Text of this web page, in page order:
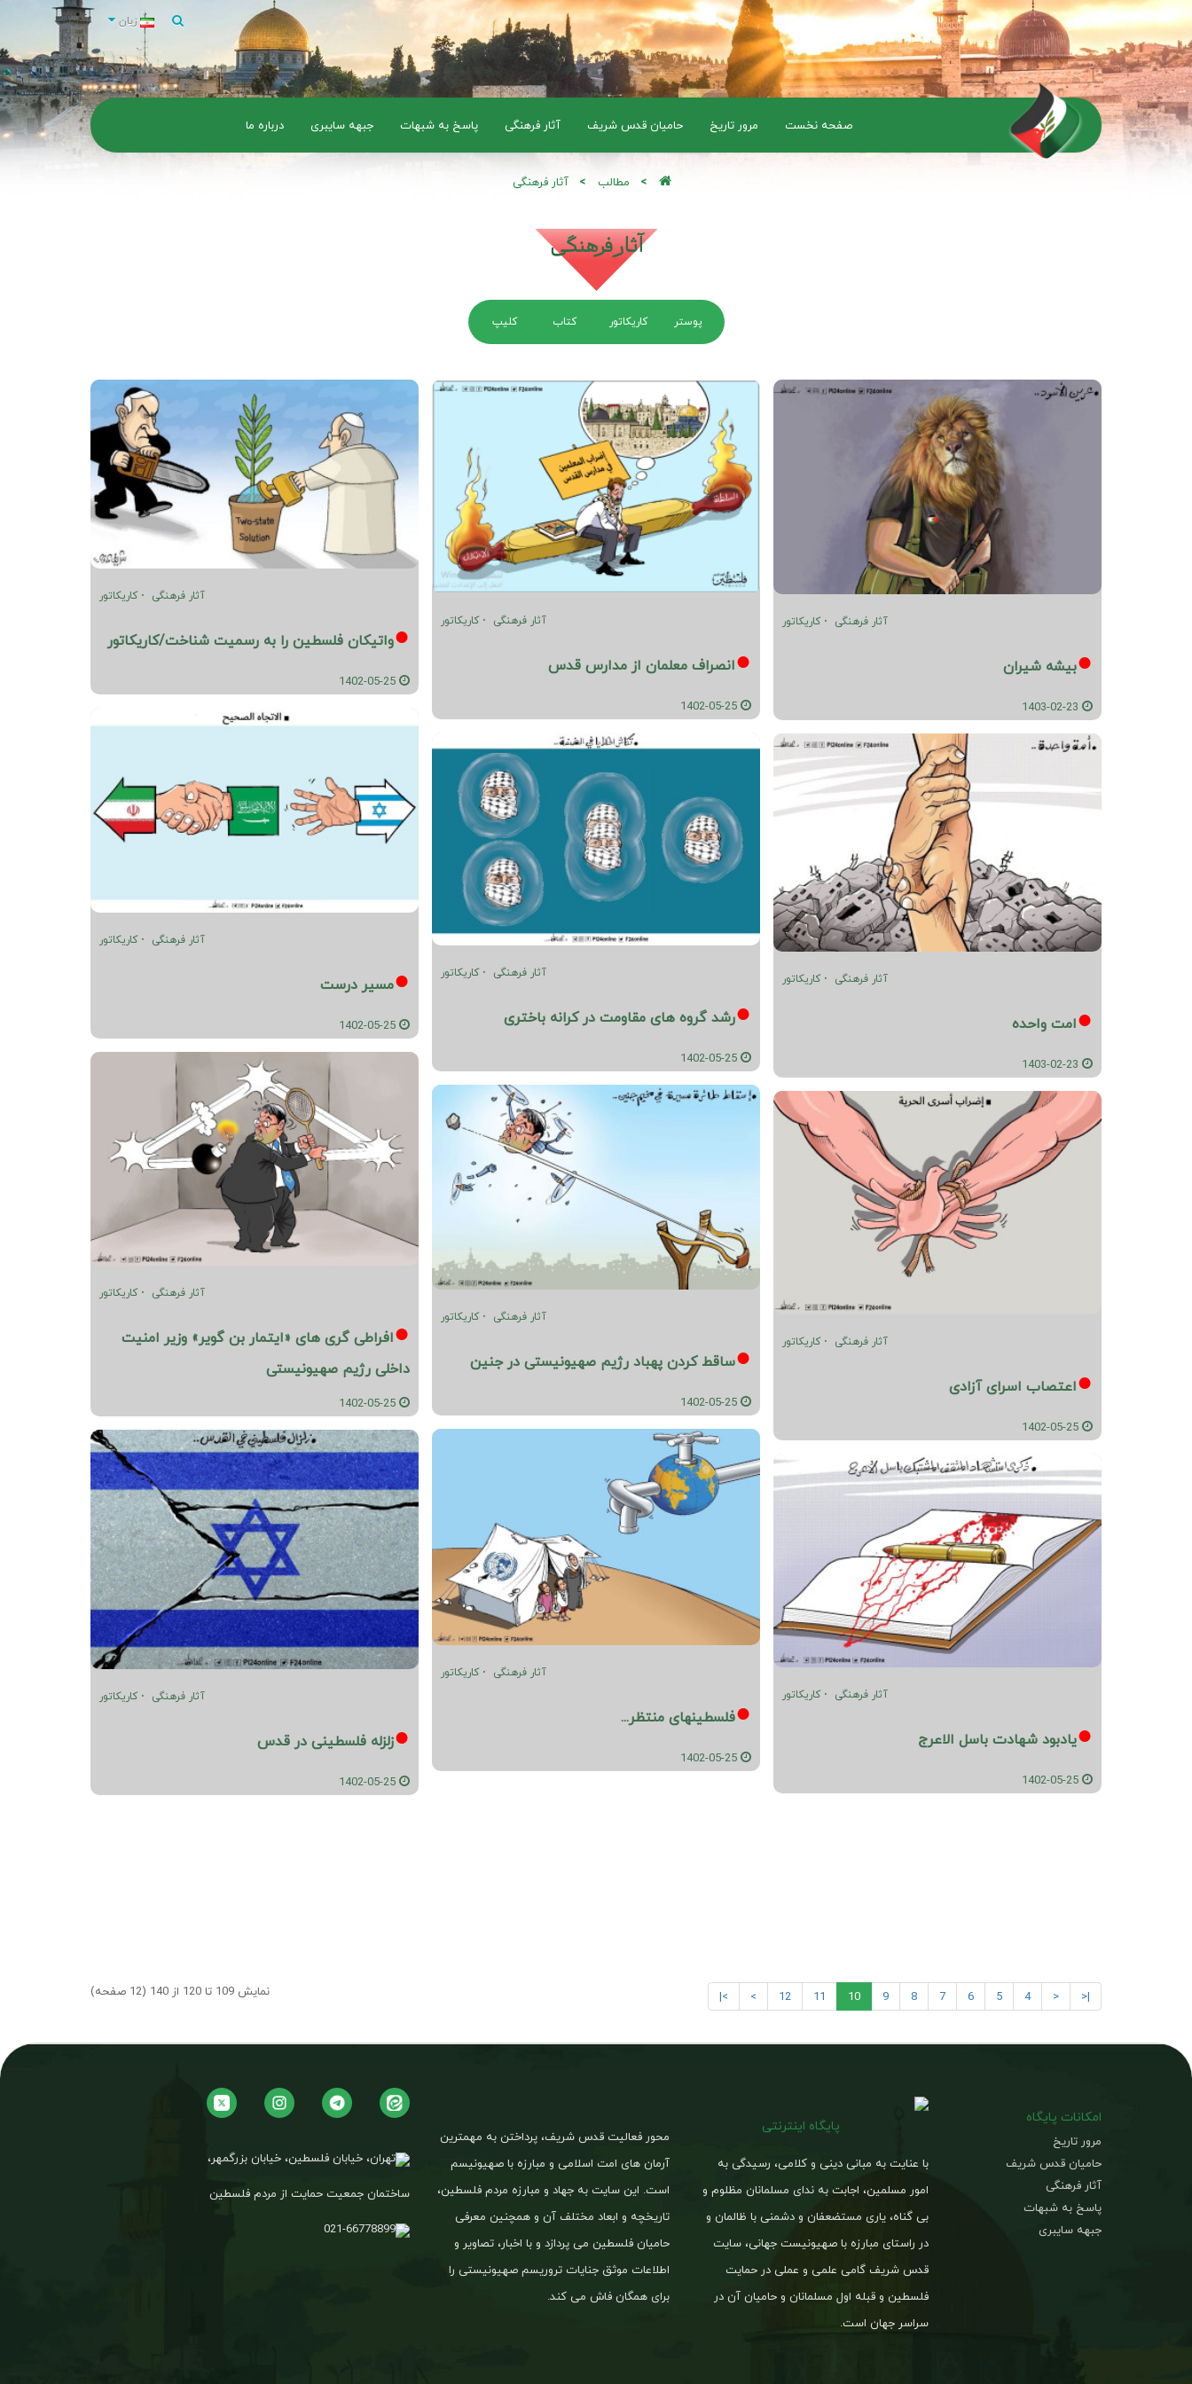
زبان
صفحه نخست مرور تاریخ حامیان قدس شریف آثار فرهنگی پاسخ به شبهات جبهه سایبری درباره ما
مطالب آثار فرهنگی
آثار فرهنگی
پوستر کاریکاتور کتاب کلیپ
آثار فرهنگی کاریکاتور
بیشه شیران
آثار فرهنگی کاریکاتور
امت واحده
آثار فرهنگی کاریکاتور
اعتصاب اسرای آزادی
آثار فرهنگی کاریکاتور
یادبود شهادت باسل الاعرج
آثار فرهنگی کاریکاتور
انصراف معلمان از مدارس قدس
آثار فرهنگی کاریکاتور
رشد گروه های مقاومت در کرانه باختری
آثار فرهنگی کاریکاتور
ساقط کردن پهباد رژیم صهیونیستی در جنین
آثار فرهنگی کاریکاتور
فلسطینهای منتظر...
آثار فرهنگی کاریکاتور
واتیکان فلسطین را به رسمیت شناخت/کاریکاتور
آثار فرهنگی کاریکاتور
مسیر درست
آثار فرهنگی کاریکاتور
افراطی گری های «ایتمار بن گویر» وزیر امنیت
داخلی رژیم صهیونیستی
آثار فرهنگی کاریکاتور
زلزله فلسطینی در قدس
|<
<
4
5
6
7
8
9
10
11
12
>
>| نمایش 109 تا 120 از 140 (12 صفحه)
امکانات پایگاه
مرور تاریخ
حامیان قدس شریف
آثار فرهنگی
پاسخ به شبهات
جبهه سایبری
پایگاه اینترنتی
با عنایت به مبانی دینی و کلامی، رسیدگی به
امور مسلمین، اجابت به ندای مسلمانان مظلوم و
بی گناه، یاری مستضعفان و دشمنی با ظالمان و
در راستای مبارزه با صهیونیست جهانی، سایت
قدس شریف گامی علمی و عملی در حمایت
فلسطین و قبله اول مسلمانان و حامیان آن در
سراسر جهان است.
محور فعالیت قدس شریف، پرداختن به مهمترین
آرمان های امت اسلامی و مبارزه با صهیونیسم
است. این سایت به جهاد و مبارزه مردم فلسطین،
تاریخچه و ابعاد مختلف آن و همچنین معرفی
حامیان فلسطین می پردازد و با اخبار، تصاویر و
اطلاعات موثق جنایات تروریسم صهیونیستی را
برای همگان فاش می کند.
تهران، خیابان فلسطین، خیابان بزرگمهر،
ساختمان جمعیت حمایت از مردم فلسطین
021-66778899